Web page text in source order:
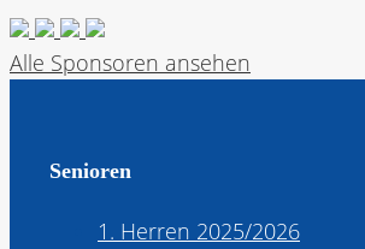
Alle Sponsoren ansehen
Senioren
1. Herren 2025/2026